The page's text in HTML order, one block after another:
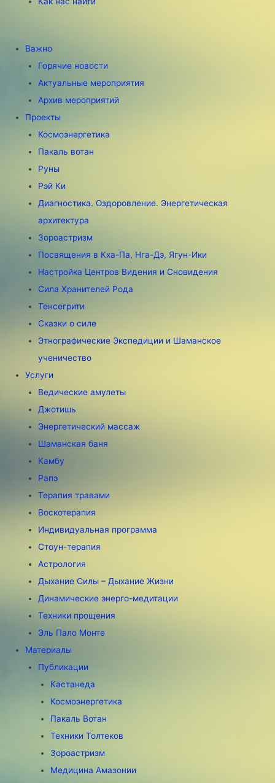
Важно
Горячие новости
Актуальные мероприятия
Архив мероприятий
Проекты
Космоэнергетика
Пакаль вотан
Руны
Рэй Ки
Диагностика. Оздоровление. Энергетическая
архитектура
Зороастризм
Посвящения в Кха-Па, Нга-Дэ, Ягун-Ики
Настройка Центров Видения и Сновидения
Сила Хранителей Рода
Тенсегрити
Сказки о силе
Этнографические Экспедиции и Шаманское
ученичество
Услуги
Ведические амулеты
Джотишь
Энергетический массаж
Шаманская баня
Камбу
Рапэ
Терапия травами
Воскотерапия
Индивидуальная программа
Стоун-терапия
Астрология
Дыхание Силы – Дыхание Жизни
Динамические энерго-медитации
Техники прощения
Эль Пало Монте
Материалы
Публикации
Кастанеда
Космоэнергетика
Пакаль Вотан
Техники Толтеков
Зороастризм
Медицина Амазонии